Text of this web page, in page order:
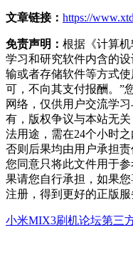
文章链接： https://
免责声明： 根据《计算
学习和研究软件内含的
输或者存储软件等方式
可，不向其支付报酬。”
网络，仅供用户交流学
有，版权争议与本站无
法用途，需在24个小时
否则后果均由用户承担
您同意只将此文件用于
果请您自行承担，如果
注册，得到更好的正版服
小米MIX3刷机论坛第三